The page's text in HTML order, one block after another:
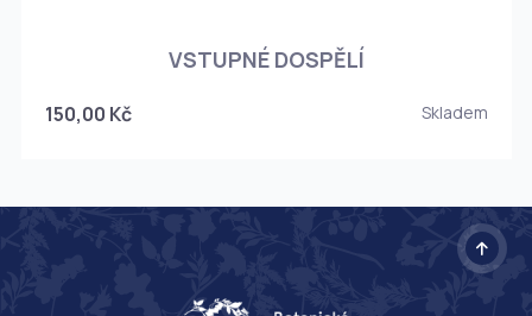
VSTUPNÉ DOSPĚLÍ
150,00 Kč Skladem